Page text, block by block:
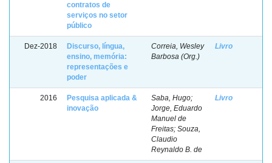
contratos de
serviços no setor
público
Dez-2018
Discurso, língua,
ensino, memória:
representações e
poder
Correia, Wesley
Barbosa (Org.)
Livro
2016
Pesquisa aplicada &
inovação
Saba, Hugo;
Jorge, Eduardo
Manuel de
Freitas; Souza,
Claudio
Reynaldo B. de
Livro